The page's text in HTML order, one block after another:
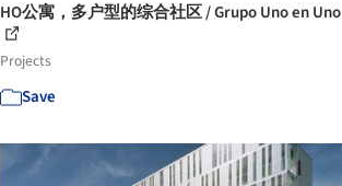
HO公寓，多户型的综合社区 / Grupo Uno en Uno
Projects
Save